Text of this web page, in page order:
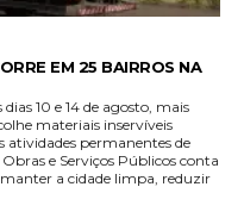
EM 25 BAIRROS NA
10 e 14 de agosto, mais
materiais inservíveis
atividades permanentes de
e Serviços Públicos conta
a cidade limpa, reduzir